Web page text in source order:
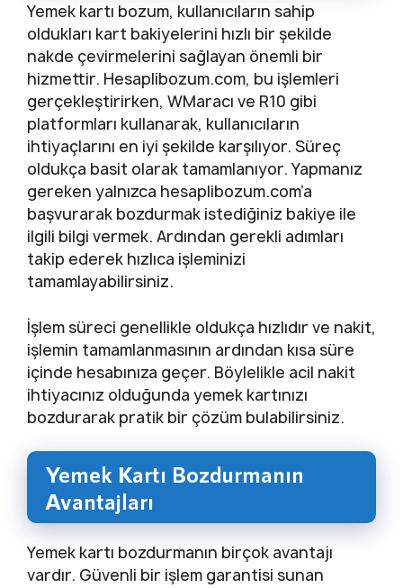
Yemek kartı bozum, kullanıcıların sahip
oldukları kart bakiyelerini hızlı bir şekilde
nakde çevirmelerini sağlayan önemli bir
hizmettir. Hesaplibozum.com, bu işlemleri
gerçekleştirirken, WMaracı ve R10 gibi
platformları kullanarak, kullanıcıların
ihtiyaçlarını en iyi şekilde karşılıyor. Süreç
oldukça basit olarak tamamlanıyor. Yapmanız
gereken yalnızca hesaplibozum.com’a
başvurarak bozdurmak istediğiniz bakiye ile
ilgili bilgi vermek. Ardından gerekli adımları
takip ederek hızlıca işleminizi
tamamlayabilirsiniz.
İşlem süreci genellikle oldukça hızlıdır ve nakit,
işlemin tamamlanmasının ardından kısa süre
içinde hesabınıza geçer. Böylelikle acil nakit
ihtiyacınız olduğunda yemek kartınızı
bozdurarak pratik bir çözüm bulabilirsiniz.
Yemek Kartı Bozdurmanın
Avantajları
Yemek kartı bozdurmanın birçok avantajı
vardır. Güvenli bir işlem garantisi sunan